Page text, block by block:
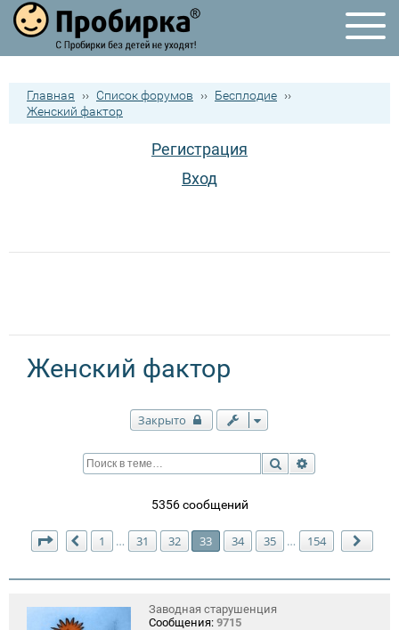
Главная ›› Список форумов ›› Бесплодие ››
Женский фактор
Регистрация
Вход
Женский фактор
Закрыто
Поиск
5356 сообщений
Страница 33 из154
Пред.
1 … 31 32 33 34 35 … 154
Заводная старушенция
Сообщения: 9715